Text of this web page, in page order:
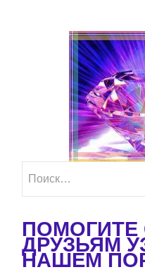
ДРУЗЬЯМ
НАШЕМ